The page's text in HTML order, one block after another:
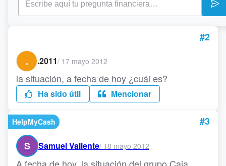
#2
.
.2011/ 17 mayo 2012
la situación, a fecha de hoy ¿cuál es?
Ha sido útil Mencionar
HelpMyCash
#3
S
Samuel Valiente/ 18 mayo 2012